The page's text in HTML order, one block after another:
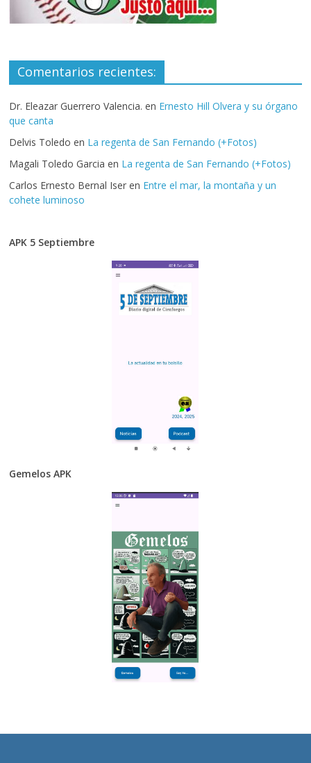
Comentarios recientes:
Dr. Eleazar Guerrero Valencia. en Ernesto Hill Olvera y su órgano
que canta
Delvis Toledo en La regenta de San Fernando (+Fotos)
Magali Toledo Garcia en La regenta de San Fernando (+Fotos)
Carlos Ernesto Bernal Iser en Entre el mar, la montaña y un
cohete luminoso
APK 5 Septiembre
Gemelos APK